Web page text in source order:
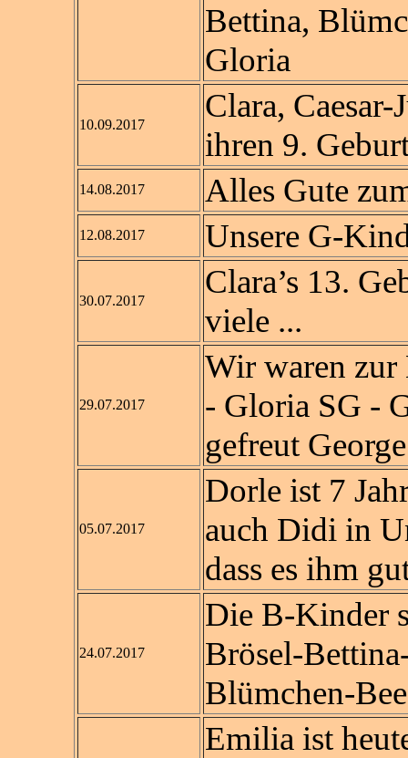
Bettina,
Gloria
10.09.2017
Clara,
ihren 9.
14.08.2017 Alles Gute
12.08.2017 Unsere G-
30.07.2017
Clara’s 13.
viele ...
29.07.2017
Wir waren
- Gloria SG -
gefreut
05.07.2017
Dorle ist 7
auch Didi in
dass es ihm
24.07.2017
Die B-Kinder
Brösel-
Blümchen-Bee
Emilia ist